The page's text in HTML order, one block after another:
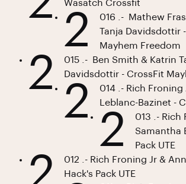
Wasatch Crossfit
2
016 .- Mathew
Tanja Davidsdottir
Mayhem Freedom
2
015 .- Ben Smith & Katrin
Davidsdottir - CrossFit
2
014 .- Rich Froning
Leblanc-Bazinet -
2
013 .- Rich
Samantha
Pack UTE
2
012 .- Rich Froning Jr &
Hack's Pack UTE